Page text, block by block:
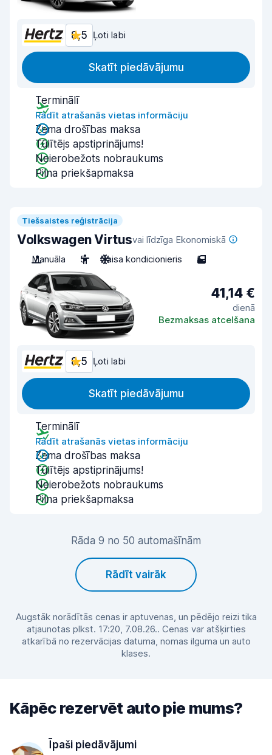
8,5 Ļoti labi
Skatīt piedāvājumu
Terminālī
Rādīt atrašanās vietas informāciju
Zema drošības maksa
Tūlītējs apstiprinājums!
Neierobežots nobraukums
Pilna priekšapmaksa
Tiešsaistes reģistrācija
Volkswagen Virtusvai līdzīga Ekonomiskā
Manuāla
5 Gaisa kondicionieris 5
41,14 €
dienā
Bezmaksas atcelšana
8,5 Ļoti labi
Skatīt piedāvājumu
Terminālī
Rādīt atrašanās vietas informāciju
Zema drošības maksa
Tūlītējs apstiprinājums!
Neierobežots nobraukums
Pilna priekšapmaksa
Rāda 9 no 50 automašīnām
Rādīt vairāk
Augstāk norādītās cenas ir aptuvenas, un pēdējo reizi tika
atjaunotas plkst. 17:20, 7.08.26.. Cenas var atšķirties
atkarībā no rezervācijas datuma, nomas ilguma un auto
klases.
Kāpēc rezervēt auto pie mums?
Īpaši piedāvājumi